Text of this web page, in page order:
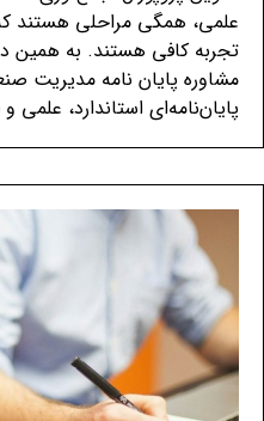
علمی، همگی مراحلی هستند
تجربه کافی هستند. به همین
مشاوره پایان نامه مدیریت
پایان‌نامه‌ای استاندارد،